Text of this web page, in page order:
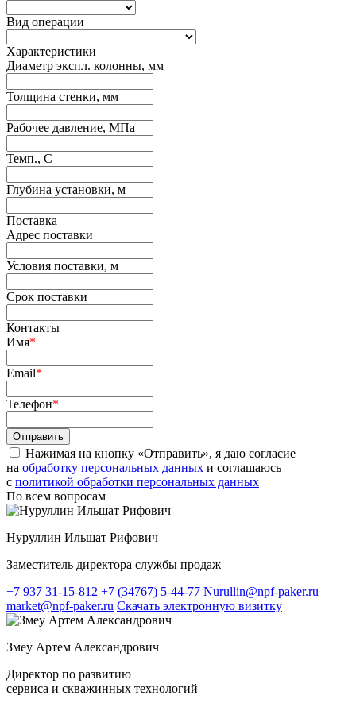
Вид операции
Характеристики
Диаметр экспл. колонны, мм
Толщина стенки, мм
Рабочее давление, МПа
Темп., С
Глубина установки, м
Поставка
Адрес поставки
Условия поставки, м
Срок поставки
Контакты
Имя*
Email*
Телефон*
Нажимая на кнопку «Отправить», я даю согласие
на обработку персональных данных и соглашаюсь
c политикой обработки персональных данных
По всем вопросам
Нуруллин Ильшат Рифович
Заместитель директора службы продаж
+7 937 31-15-812 +7 (34767) 5-44-77 Nurullin@npf-paker.ru
market@npf-paker.ru Скачать электронную визитку
Змеу Артем Александрович
Директор по развитию
сервиса и скважинных технологий